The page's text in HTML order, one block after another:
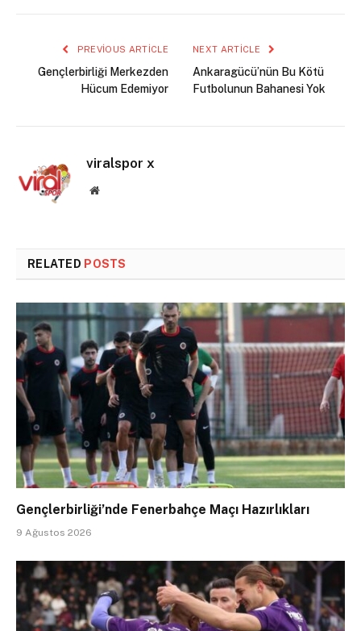
PREVIOUS ARTICLE
Gençlerbirliği Merkezden
Hücum Edemiyor
NEXT ARTICLE
Ankaragücü’nün Bu Kötü
Futbolunun Bahanesi Yok
viralspor x
Website
RELATED POSTS
Gençlerbirliği’nde Fenerbahçe Maçı Hazırlıkları
9 Ağustos 2026